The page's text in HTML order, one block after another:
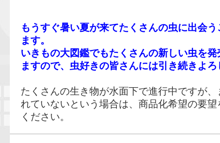
もうすぐ暑い夏が来てたくさんの虫に出会
ます。
いきもの大図鑑でもたくさんの新しい虫を
ますので、虫好きの皆さんには引き続きよ
たくさんの生き物が水面下で進行中ですが
れていないという場合は、商品化希望の要
ください。